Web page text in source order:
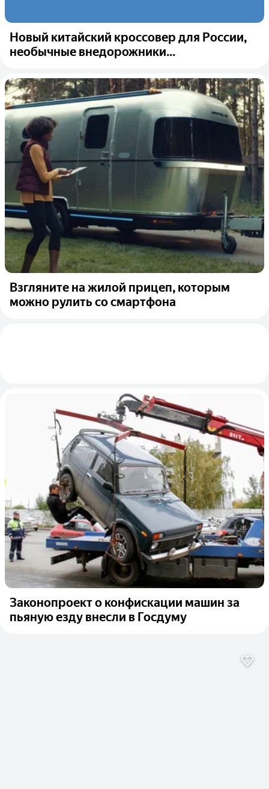
Новый китайский кроссовер для России,
необычные внедорожники...
Взгляните на жилой прицеп, которым
можно рулить со смартфона
Законопроект о конфискации машин за
пьяную езду внесли в Госдуму